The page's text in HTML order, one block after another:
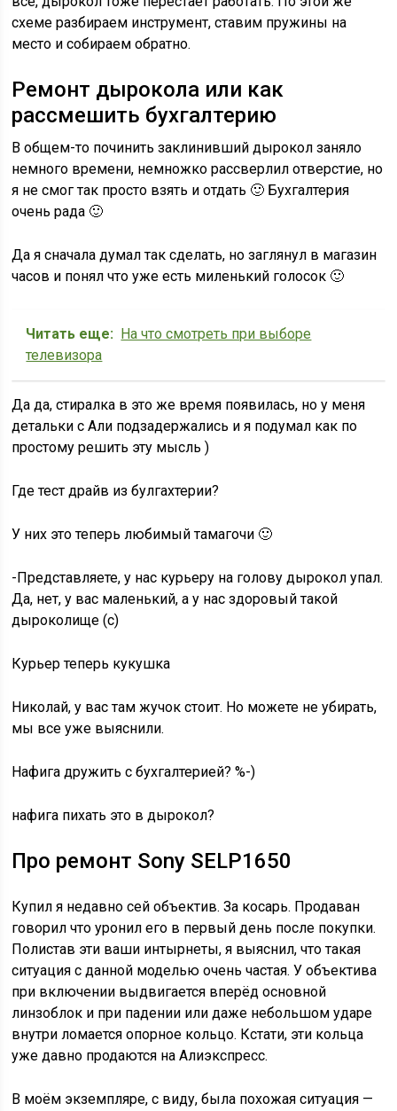
схеме разбираем инструмент, ставим пружины на
место и собираем обратно.
Ремонт дырокола или как
рассмешить бухгалтерию
В общем-то починить заклинивший дырокол заняло
немного времени, немножко рассверлил отверстие, но
я не смог так просто взять и отдать 🙂 Бухгалтерия
очень рада 🙂
Да я сначала думал так сделать, но заглянул в магазин
часов и понял что уже есть миленький голосок 🙂
Читать еще: На что смотреть при выборе
телевизора
Да да, стиралка в это же время появилась, но у меня
детальки с Али подзадержались и я подумал как по
простому решить эту мысль )
Где тест драйв из булгахтерии?
У них это теперь любимый тамагочи 🙂
-Представляете, у нас курьеру на голову дырокол упал.
Да, нет, у вас маленький, а у нас здоровый такой
дыроколище (с)
Курьер теперь кукушка
Николай, у вас там жучок стоит. Но можете не убирать,
мы все уже выяснили.
Нафига дружить с бухгалтерией? %-)
нафига пихать это в дырокол?
Про ремонт Sony SELP1650
Купил я недавно сей объектив. За косарь. Продаван
говорил что уронил его в первый день после покупки.
Полистав эти ваши интырнеты, я выяснил, что такая
ситуация с данной моделью очень частая. У объектива
при включении выдвигается вперёд основной
линзоблок и при падении или даже небольшом ударе
внутри ломается опорное кольцо. Кстати, эти кольца
уже давно продаются на Алиэкспресс.
В моём экземпляре, с виду, была похожая ситуация —